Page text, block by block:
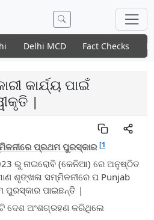
Delhi MCD Fact Checks
କାର୍ଯ୍ୟ ପାଇଁ
|
ପ୍ରଥମ ପୁରସ୍କାର[1
ରୁ ନାଇରୋବି (କେନିଆ) ରେ ଅନୁଷ୍ଠିତ
ଶୃଙ୍ଖଳା ସମ୍ମିଳନୀରେ ପ Punjab
ପାଇଛନ୍ତି |
ଦେଶ ଅଂଶଗ୍ରହଣ କରିଥିଲେ